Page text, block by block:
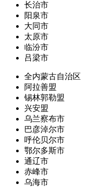
长治市
阳泉市
大同市
太原市
临汾市
吕梁市
全内蒙古自治区
阿拉善盟
锡林郭勒盟
兴安盟
乌兰察布市
巴彦淖尔市
呼伦贝尔市
鄂尔多斯市
通辽市
赤峰市
乌海市